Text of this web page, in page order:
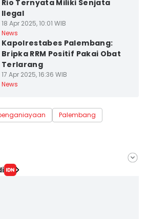
Rio Ternyata Miliki Senjata
Ilegal
18 Apr 2025, 10:01 WIB
News
Kapolrestabes Palembang:
Bripka RRM Positif Pakai Obat
Terlarang
17 Apr 2025, 16:36 WIB
News
Palembang